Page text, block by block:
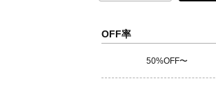
OFF率
50%OFF〜